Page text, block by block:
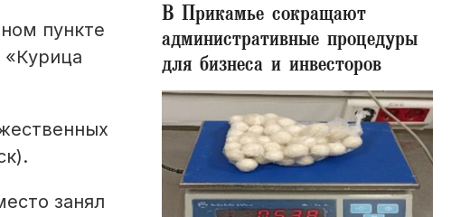
пункте
«Курица
занял
В Прикамье сокращают
административные процедуры
для бизнеса и инвесторов